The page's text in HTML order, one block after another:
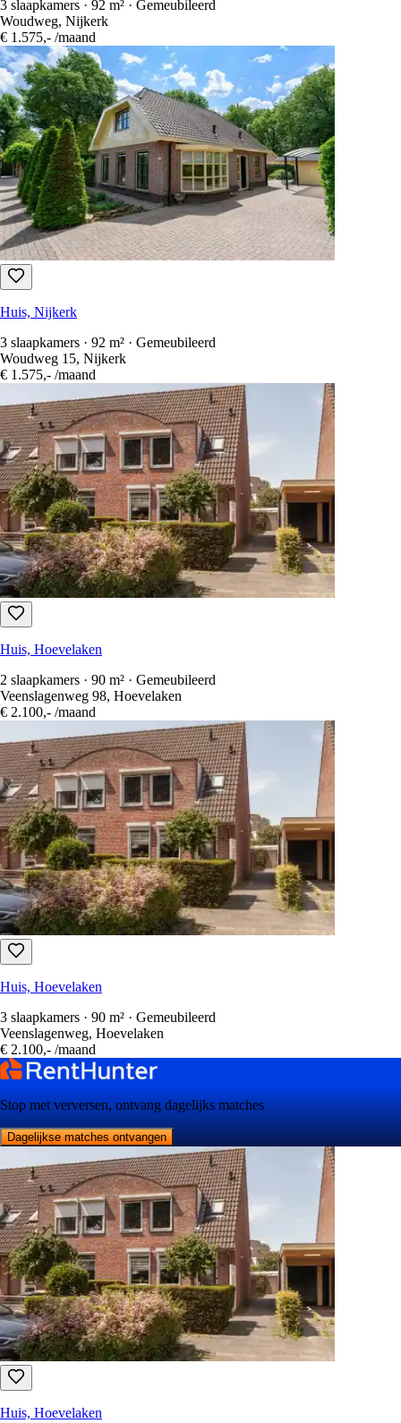
3 slaapkamers · 92 m² · Gemeubileerd
Woudweg, Nijkerk
€ 1.575,- /maand
Huis, Nijkerk
3 slaapkamers · 92 m² · Gemeubileerd
Woudweg 15, Nijkerk
€ 1.575,- /maand
Huis, Hoevelaken
2 slaapkamers · 90 m² · Gemeubileerd
Veenslagenweg 98, Hoevelaken
€ 2.100,- /maand
Huis, Hoevelaken
3 slaapkamers · 90 m² · Gemeubileerd
Veenslagenweg, Hoevelaken
€ 2.100,- /maand
Stop met verversen, ontvang dagelijks matches
Dagelijkse matches ontvangen
Huis, Hoevelaken